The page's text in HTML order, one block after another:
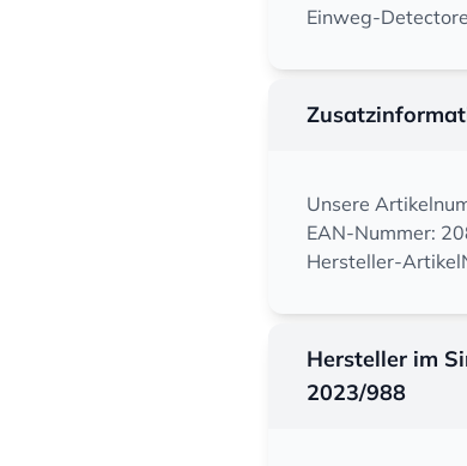
Einweg-
Unsere
EAN-Nummer:
Hersteller-
Hersteller im
2023/988